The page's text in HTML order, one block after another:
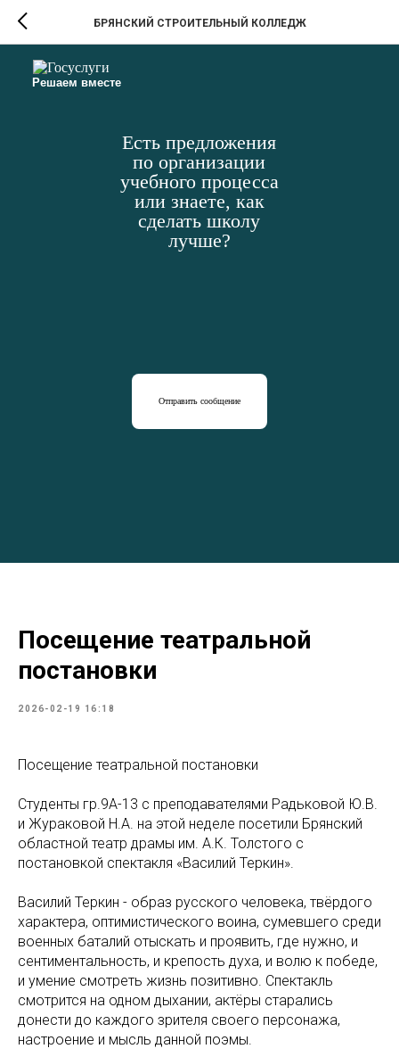
Решаем вместе
Есть предложения
по организации
учебного процесса
или знаете, как
сделать школу
лучше?
Отправить сообщение
БРЯНСКИЙ СТРОИТЕЛЬНЫЙ КОЛЛЕДЖ
Посещение театральной
постановки
2026-02-19 16:18
Посещение театральной постановки
Студенты гр.9А-13 с преподавателями Радьковой Ю.В.
и Жураковой Н.А. на этой неделе посетили Брянский
областной театр драмы им. А.К. Толстого с
постановкой спектакля «Василий Теркин».
Василий Теркин - образ русского человека, твёрдого
характера, оптимистического воина, сумевшего среди
военных баталий отыскать и проявить, где нужно, и
сентиментальность, и крепость духа, и волю к победе,
и умение смотреть жизнь позитивно. Спектакль
смотрится на одном дыхании, актёры старались
донести до каждого зрителя своего персонажа,
настроение и мысль данной поэмы.